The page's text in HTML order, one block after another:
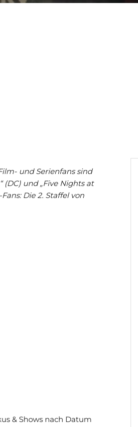
und Serienfans sind
(DC) und „Five Nights at
Die 2. Staffel von
& Shows nach Datum